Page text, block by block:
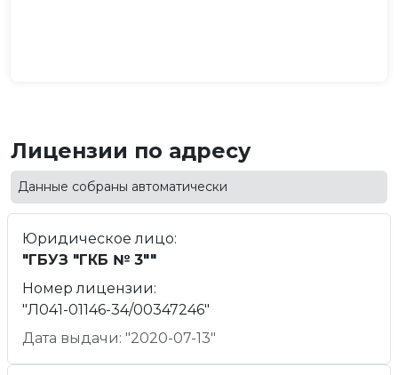
Лицензии по адресу
Данные собраны автоматически
Юридическое лицо:
"ГБУЗ "ГКБ № 3""
Номер лицензии:
"Л041-01146-34/00347246"
Дата выдачи: "2020-07-13"